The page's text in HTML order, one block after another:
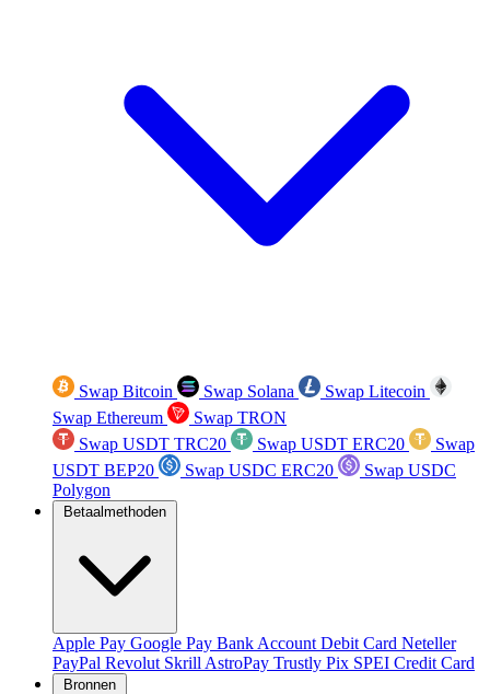
Swap Bitcoin Swap Solana
Swap Litecoin
Swap Ethereum
Swap TRON
Swap USDT TRC20
Swap USDT ERC20
Swap
USDT BEP20
Swap USDC ERC20
Swap USDC
Polygon
Betaalmethoden
Apple Pay Google Pay Bank Account Debit Card Neteller
PayPal Revolut Skrill AstroPay Trustly Pix SPEI Credit Card
Bronnen